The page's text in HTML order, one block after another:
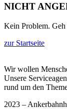
NICHT
Kein Problem. Geh
zur Startseite
Wir wollen
Unsere
rund um den
2023 –